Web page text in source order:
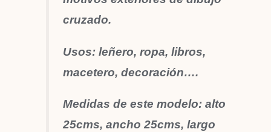
cruzado.
Usos: leñero, ropa, libros,
macetero, decoración….
Medidas de este modelo: alto
25cms, ancho 25cms, largo